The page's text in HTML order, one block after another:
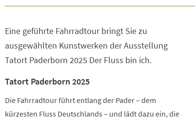
Eine geführte Fahrradtour bringt Sie zu
ausgewählten Kunstwerken der Ausstellung
Tatort Paderborn 2025 Der Fluss bin ich.
Tatort Paderborn 2025
Die Fahrradtour führt entlang der Pader – dem
kürzesten Fluss Deutschlands – und lädt dazu ein, die